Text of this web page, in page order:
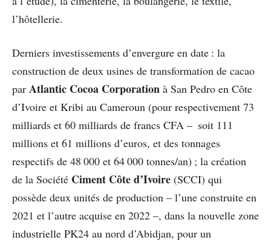
l’hôtellerie.
Derniers investissements d’envergure en date : la
construction de deux usines de transformation de cacao
par Atlantic Cocoa Corporation à San Pedro en Côte
d’Ivoire et Kribi au Cameroun (pour respectivement 73
milliards et 60 milliards de francs CFA – soit 111
millions et 61 millions d’euros, et des tonnages
respectifs de 48 000 et 64 000 tonnes/an) ; la création
de la Société Ciment Côte d’Ivoire (SCCI) qui
possède deux unités de production – l’une construite en
2021 et l’autre acquise en 2022 –, dans la nouvelle zone
industrielle PK24 au nord d’Abidjan, pour un